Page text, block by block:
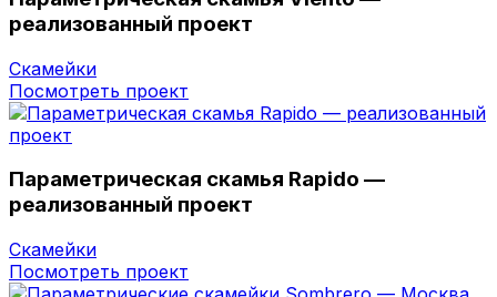
реализованный проект
Скамейки
Посмотреть проект
Параметрическая скамья Rapido —
реализованный проект
Скамейки
Посмотреть проект